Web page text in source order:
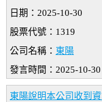
日期：2025-10-30
股票代號：1319
公司名稱： 東陽
發言時間：2025-10-30
東陽說明本公司收到